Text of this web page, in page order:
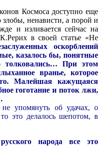
Космоса доступно еще
ненависти, а порой и
и изливается сейчас на
в своей статье «Не
оскорблений
казалось бы, понятные
толковались… При этом
вранье, которое
Малейшая кажущаяся
гоготание и поток лжи,
упомянуть об удачах, о
то это делалось шепотом, в
народа все это